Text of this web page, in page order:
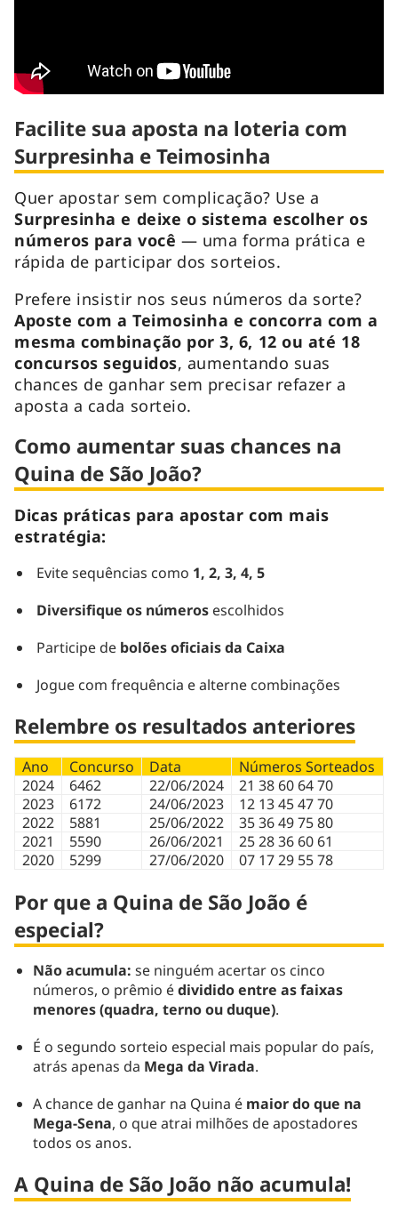
Facilite sua aposta na loteria com
Surpresinha e Teimosinha
Quer apostar sem complicação? Use a
Surpresinha e deixe o sistema escolher os
números para você — uma forma prática e
rápida de participar dos sorteios.
Prefere insistir nos seus números da sorte?
Aposte com a Teimosinha e concorra com a
mesma combinação por 3, 6, 12 ou até 18
concursos seguidos, aumentando suas
chances de ganhar sem precisar refazer a
aposta a cada sorteio.
Como aumentar suas chances na
Quina de São João?
Dicas práticas para apostar com mais
estratégia:
Evite sequências como 1, 2, 3, 4, 5
Diversifique os númerosescolhidos
Participe de bolões oficiais da Caixa
Jogue com frequência e alterne combinações
Relembre os resultados anteriores
Ano Concurso Data
Números Sorteados
2024
6462 22/06/2024
21 38 60 64 70
2023
6172 24/06/2023
12 13 45 47 70
2022
5881 25/06/2022
35 36 49 75 80
2021
5590 26/06/2021
25 28 36 60 61
2020
5299 27/06/2020 07 17 29 55 78
Por que a Quina de São João é
especial?
Não acumula: se ninguém acertar os cinco
números, o prêmio édividido entre as faixas
menores (quadra, terno ou duque).
É o segundo sorteio especial mais popular do país,
atrás apenas da Mega da Virada.
A chance de ganhar na Quina é maior do que na
Mega-Sena, o que atrai milhões de apostadores
todos os anos.
A Quina de São João não acumula!